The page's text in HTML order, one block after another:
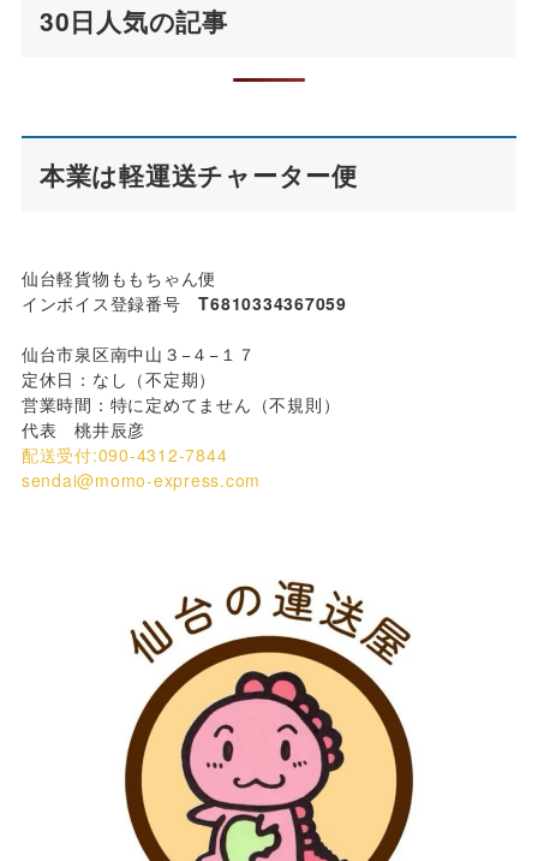
30日人気の記事
本業は軽運送チャーター便
仙台軽貨物ももちゃん便
インボイス登録番号T6810334367059
仙台市泉区南中山３−４−１７
定休日：なし（不定期）
営業時間：特に定めてません（不規則）
代表 桃井辰彦
配送受付:090-4312-7844
sendai@momo-express.com